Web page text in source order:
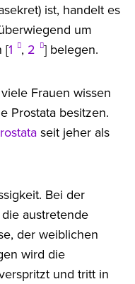
ist, handelt es
um
[1 , 2 ] belegen.
Frauen wissen
Prostata besitzen.
seit jeher als
Bei der
austretende
der weiblichen
wird die
und tritt in